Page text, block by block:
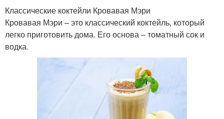
Классические коктейли Кровавая Мэри
Кровавая Мэри – это классический коктейль, который
легко приготовить дома. Его основа – томатный сок и
водка.